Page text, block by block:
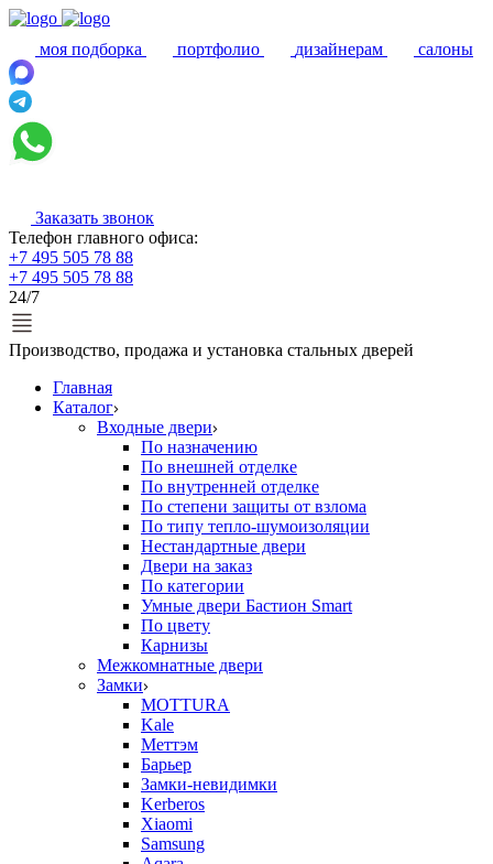
моя подборка портфолио дизайнерам салоны
Заказать звонок
Телефон главного офиса:
+7 495 505 78 88
+7 495 505 78 88
24/7
Производство, продажа и установка стальных дверей
Главная
Каталог
Входные двери
По назначению
По внешней отделке
По внутренней отделке
По степени защиты от взлома
По типу тепло-шумоизоляции
Нестандартные двери
Двери на заказ
По категории
Умные двери Бастион Smart
По цвету
Карнизы
Межкомнатные двери
Замки
MOTTURA
Kale
Меттэм
Барьер
Замки-невидимки
Kerberos
Xiaomi
Samsung